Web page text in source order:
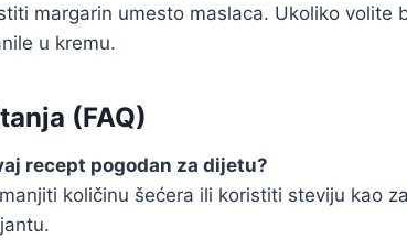
margarin umesto maslaca. Ukoliko volite
u kremu.
(FAQ)
recept pogodan za dijetu?
količinu šećera ili koristiti steviju kao